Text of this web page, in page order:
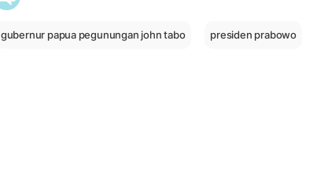
gubernur papua pegunungan john tabo presiden prabowo